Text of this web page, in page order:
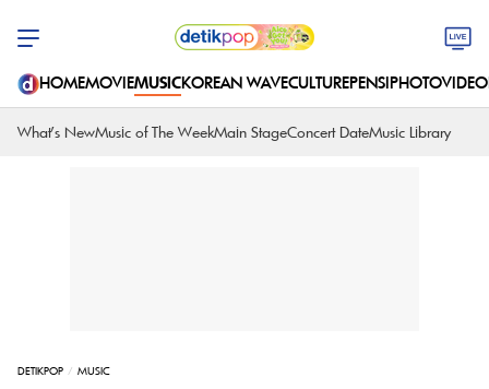
HOMEMOVIEMUSICKOREAN WAVECULTUREPENSIPHOTOVIDEO
What's NewMusic of The WeekMain StageConcert DateMusic Library
DETIKPOP MUSIC